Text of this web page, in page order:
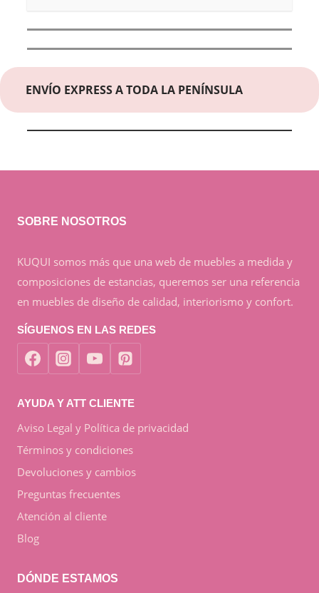
ENVÍO EXPRESS A TODA LA PENÍNSULA
SOBRE NOSOTROS
KUQUI somos más que una web de muebles a medida y
composiciones de estancias, queremos ser una referencia
en muebles de diseño de calidad, interiorismo y confort.
SÍGUENOS EN LAS REDES
AYUDA Y ATT CLIENTE
Aviso Legal y Política de privacidad
Términos y condiciones
Devoluciones y cambios
Preguntas frecuentes
Atención al cliente
Blog
DÓNDE ESTAMOS